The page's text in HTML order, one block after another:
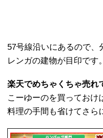
57号線沿いにあるので、
レンガの建物が目印です。
楽天でめちゃくちゃ売れ
こーゆーのを買っておけ
料理の手間も省けてさら